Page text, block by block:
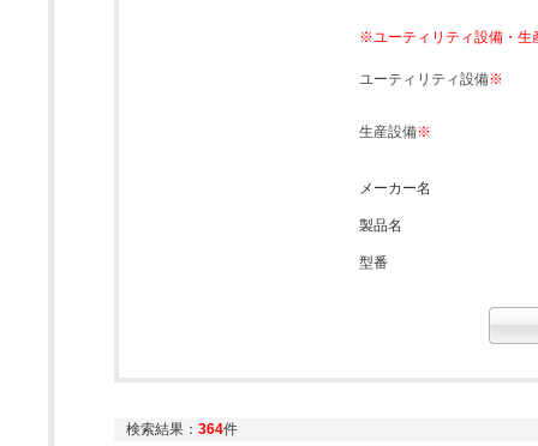
※ユーティリティ設備・生
ユーティリティ設備※
生産設備※
メーカー名
製品名
型番
検索結果： 364件